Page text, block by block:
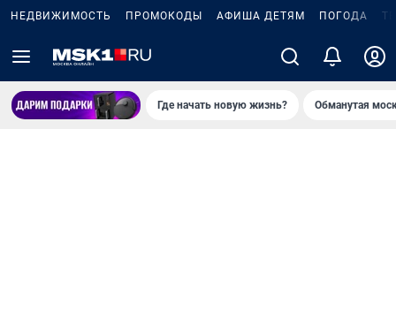
НЕДВИЖИМОСТЬ ПРОМОКОДЫ АФИША ДЕТЯМ ПОГОДА
Где начать новую жизнь? Обманутая